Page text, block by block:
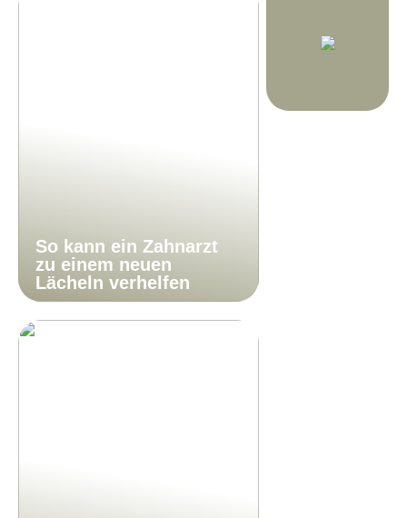
So kann ein Zahnarzt
zu einem neuen
Lächeln verhelfen